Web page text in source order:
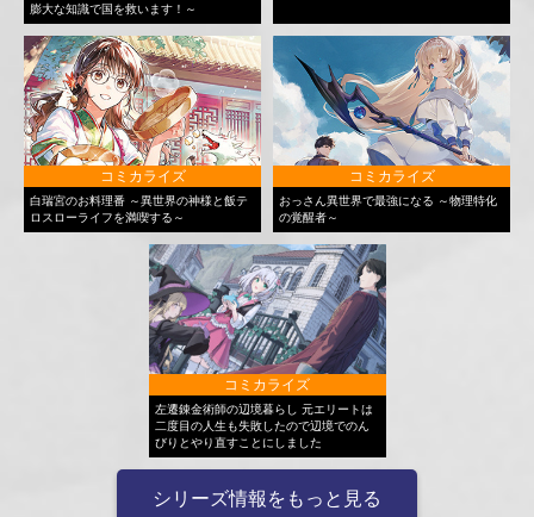
膨大な知識で国を救います！～
コミカライズ
白瑞宮のお料理番 ～異世界の神様と飯テ
ロスローライフを満喫する～
コミカライズ
おっさん異世界で最強になる ～物理特化
の覚醒者～
コミカライズ
左遷錬金術師の辺境暮らし 元エリートは
二度目の人生も失敗したので辺境でのん
びりとやり直すことにしました
シリーズ情報をもっと見る